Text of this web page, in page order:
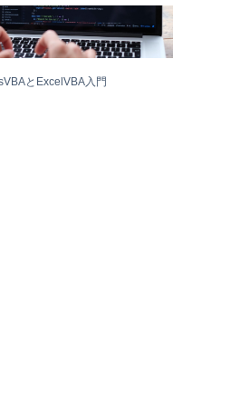
とExcelVBA入門